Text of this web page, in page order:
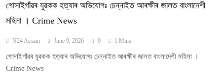
গোসাইগাঁৱৰ যুৱকক হত্যাৰ অভিযোগঃ চেন্নাইত আৰক্ষীৰ জালত বাংলাদেশী
মহিলা । Crime News
N24 Assam June 9, 2026 0 1 Mins
গোসাইগাঁৱৰ যুৱকক হত্যাৰ অভিযোগঃ চেন্নাইত আৰক্ষীৰ জালত বাংলাদেশী মহিলা ।
Crime News